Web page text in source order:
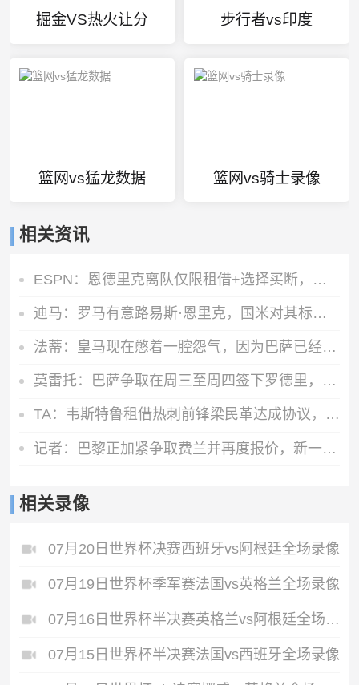
掘金VS热火让分 步行者vs印度
篮网vs猛龙数据 篮网vs骑士录像
相关资讯
ESPN：恩德里克离队仅限租借+选择买断，皇马将保留部分所有权
迪马：罗马有意路易斯·恩里克，国米对其标价3000万欧
法蒂：皇马现在憋着一腔怨气，因为巴萨已经连续几年占据上风
莫雷托：巴萨争取在周三至周四签下罗德里，转会费总价最高7000万
TA：韦斯特鲁租借热刺前锋梁民革达成协议，租期一赛季+无买断
记者：巴黎正加紧争取费兰并再度报价，新一轮报价大约为5500万欧
相关录像
07月20日世界杯决赛西班牙vs阿根廷全场录像
07月19日世界杯季军赛法国vs英格兰全场录像
07月16日世界杯半决赛英格兰vs阿根廷全场录像
07月15日世界杯半决赛法国vs西班牙全场录像